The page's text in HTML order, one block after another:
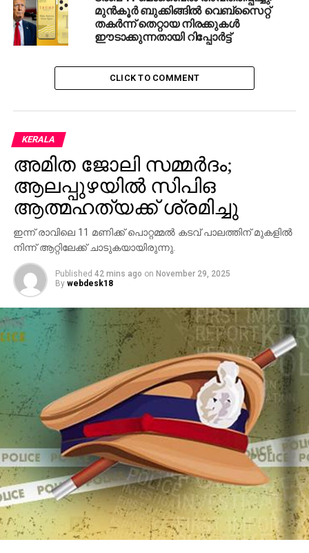
വോയിസ് ക്ലിപ്പ്, ഡോക്യുമെന്റ്, ടെക്സ്റ്റ് മെസേജ്
തുടങ്ങി വിവിധ രീതിയിലാവും ഇവ രേഖപ്പെടുത്തിയത്.
അതില്‍നിന്നും ആവശ്യമില്ലാത്തതും മറ്റുമായവ
നിങ്ങള്‍ക്ക് നീക്കാവുന്നതാണ്.
സംസ്ഥാനത്ത് ആധുനിക അറവുശാലകള്‍
പണിയുമെന്ന് മുഖ്യമന്ത്രി പിണറായി വിജയന്‍
പെട്രോള്‍ വിലവര്‍ധന: കണ്ണന്താനത്തിനെതിരെ
പ്രതീകാത്മക പ്രതിഷേധം
മുന്‍കൂര്‍ ബുക്കിങ്ങില്‍ വെബ്സൈറ്റ്
തകര്‍ന്ന് തെറ്റായ നിരക്കുകള്‍
ഈടാക്കുന്നതായി റിപ്പോര്‍ട്ട്
CLICK TO COMMENT
KERALA
അമിത ജോലി സമ്മര്‍ദം;
ആലപ്പുഴയില്‍ സിപിഒ
ആത്മഹത്യക്ക് ശ്രമിച്ചു
ഇന്ന് രാവിലെ 11 മണിക്ക് പൊറ്റമ്മല്‍ കടവ് പാലത്തിന് മുകളില്‍
നിന്ന് ആറ്റിലേക്ക് ചാടുകയായിരുന്നു.
Published 42 mins ago on November 29, 2025
By webdesk18